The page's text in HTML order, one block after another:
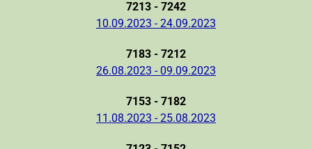
7213 - 7242
10.09.2023 - 24.09.2023
7183 - 7212
26.08.2023 - 09.09.2023
7153 - 7182
11.08.2023 - 25.08.2023